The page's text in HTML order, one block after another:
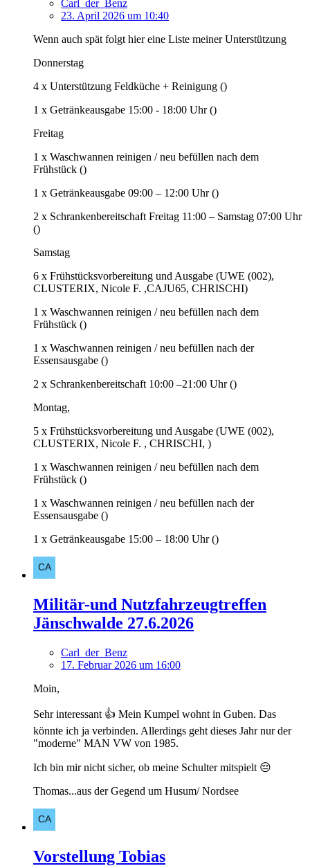
Carl_der_Benz
23. April 2026 um 10:40
Wenn auch spät folgt hier eine Liste meiner Unterstützung
Donnerstag
4 x Unterstützung Feldküche + Reinigung ()
1 x Getränkeausgabe 15:00 - 18:00 Uhr ()
Freitag
1 x Waschwannen reinigen / neu befüllen nach dem
Frühstück ()
1 x Getränkeausgabe 09:00 – 12:00 Uhr ()
2 x Schrankenbereitschaft Freitag 11:00 – Samstag 07:00 Uhr
()
Samstag
6 x Frühstücksvorbereitung und Ausgabe (UWE (002),
CLUSTERIX, Nicole F. ,CAJU65, CHRISCHI)
1 x Waschwannen reinigen / neu befüllen nach dem
Frühstück ()
1 x Waschwannen reinigen / neu befüllen nach der
Essensausgabe ()
2 x Schrankenbereitschaft 10:00 –21:00 Uhr ()
Montag,
5 x Frühstücksvorbereitung und Ausgabe (UWE (002),
CLUSTERIX, Nicole F. , CHRISCHI, )
1 x Waschwannen reinigen / neu befüllen nach dem
Frühstück ()
1 x Waschwannen reinigen / neu befüllen nach der
Essensausgabe ()
1 x Getränkeausgabe 15:00 – 18:00 Uhr ()
Militär-und Nutzfahrzeugtreffen
Jänschwalde 27.6.2026
Carl_der_Benz
17. Februar 2026 um 16:00
Moin,
Sehr interessant 👍 Mein Kumpel wohnt in Guben. Das
könnte ich ja verbinden. Allerdings geht dieses Jahr nur der
"moderne" MAN VW von 1985.
Ich bin mir nicht sicher, ob meine Schulter mitspielt 😔
Thomas...aus der Gegend um Husum/ Nordsee
Vorstellung Tobias